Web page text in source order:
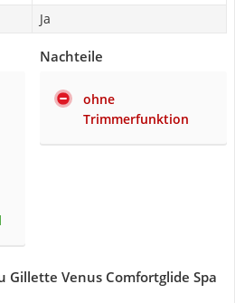
Ja
Nachteile
ohne
Trimmerfunktion
Gillette Venus Comfortglide Spa